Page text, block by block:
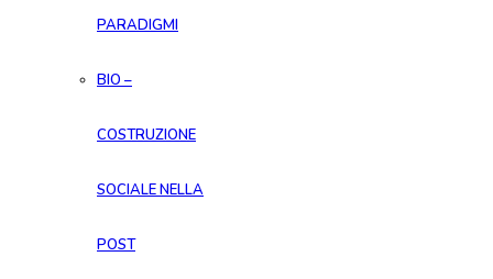
PARADIGMI
BIO –
COSTRUZIONE
SOCIALE NELLA
POST